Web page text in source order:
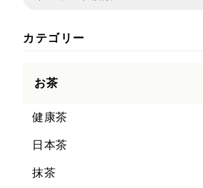
カテゴリー
お茶
健康茶
日本茶
抹茶